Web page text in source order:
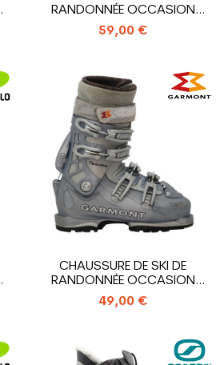
RANDONNÉE OCCASION
DYNAFIT NEO U
59,00 €
CHAUSSURE DE SKI DE
RANDONNÉE OCCASION
GARMONT XENA
49,00 €